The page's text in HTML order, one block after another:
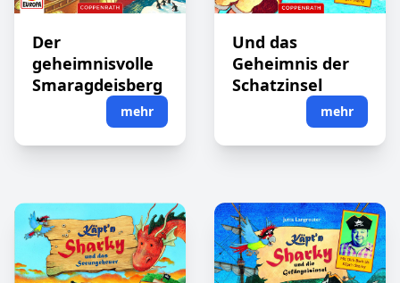
Der
geheimnisvolle
Smaragdeisberg
mehr
Und das
Geheimnis der
Schatzinsel
mehr